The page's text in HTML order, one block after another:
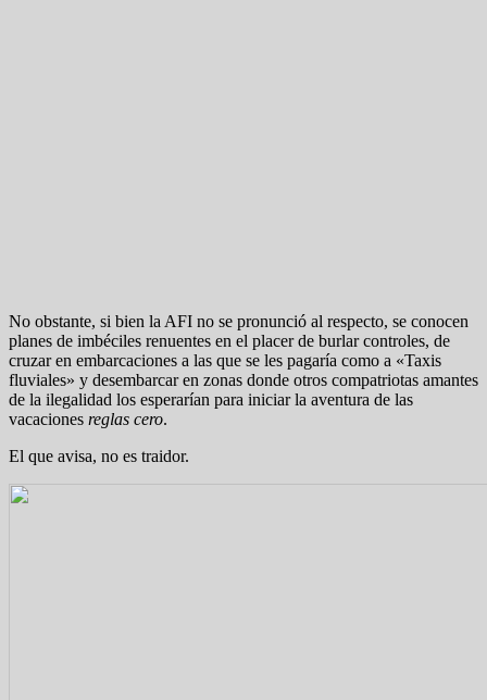
No obstante, si bien la AFI no se pronunció al respecto, se conocen
planes de imbéciles renuentes en el placer de burlar controles, de
cruzar en embarcaciones a las que se les pagaría como a «Taxis
fluviales» y desembarcar en zonas donde otros compatriotas amantes
de la ilegalidad los esperarían para iniciar la aventura de las
vacaciones reglas cero.
El que avisa, no es traidor.